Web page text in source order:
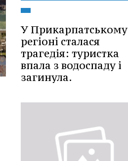
У Прикарпатському
регіоні сталася
трагедія: туристка
впала з водоспаду і
загинула.